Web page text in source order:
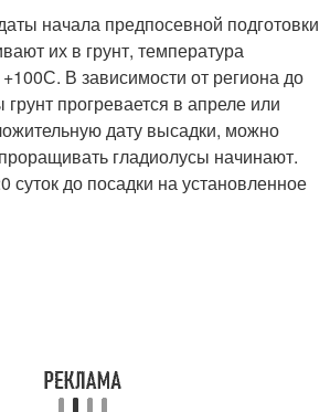
начала предпосевной подготовки
их в грунт, температура
0С. В зависимости от региона до
прогревается в апреле или
дату высадки, можно
гладиолусы начинают.
суток до посадки на установленное